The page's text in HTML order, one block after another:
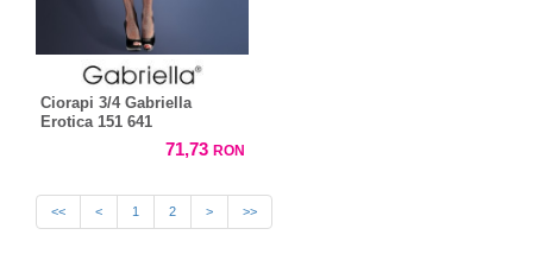
Ciorapi 3/4 Gabriella
Erotica 151 641
71,73 RON
<< < 1 2 > >>